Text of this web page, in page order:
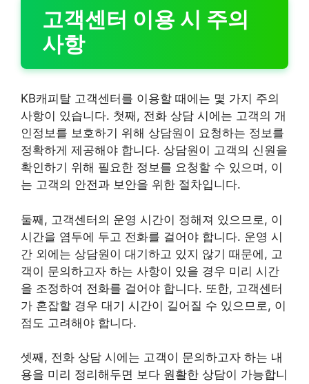
고객센터 이용 시 주의
사항
KB캐피탈 고객센터를 이용할 때에는 몇 가지 주의
사항이 있습니다. 첫째, 전화 상담 시에는 고객의 개
인정보를 보호하기 위해 상담원이 요청하는 정보를
정확하게 제공해야 합니다. 상담원이 고객의 신원을
확인하기 위해 필요한 정보를 요청할 수 있으며, 이
는 고객의 안전과 보안을 위한 절차입니다.
둘째, 고객센터의 운영 시간이 정해져 있으므로, 이
시간을 염두에 두고 전화를 걸어야 합니다. 운영 시
간 외에는 상담원이 대기하고 있지 않기 때문에, 고
객이 문의하고자 하는 사항이 있을 경우 미리 시간
을 조정하여 전화를 걸어야 합니다. 또한, 고객센터
가 혼잡할 경우 대기 시간이 길어질 수 있으므로, 이
점도 고려해야 합니다.
셋째, 전화 상담 시에는 고객이 문의하고자 하는 내
용을 미리 정리해두면 보다 원활한 상담이 가능합니